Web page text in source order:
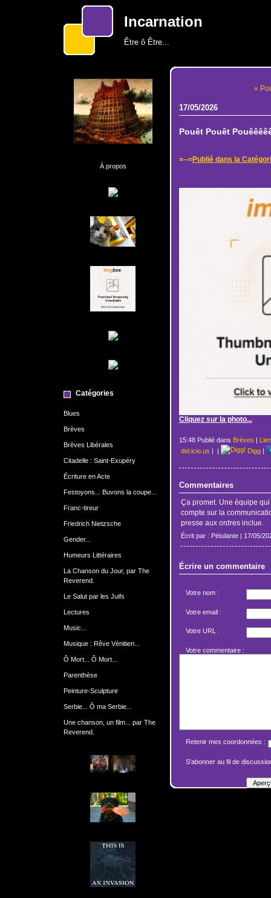
Incarnation
Être ô Être...
À propos
Catégories
Blues
Brèves
Brèves Libérales
Citadelle : Saint-Exupéry
Écriture en Acte
Festoyons... Buvons la coupe...
Franc-tireur
Friedrich Nietzsche
Gender...
Humeurs Littéraires
La Chanson du Jour, par The
Reverend.
Le Salut par les Juifs
Lectures
Music...
Musique : Rêve Vénitien...
Ô Mort... Ô Mort...
Parenthèse
Peinture-Sculpture
Serbie... Ô ma Serbie...
Une chanson, un film... par The
Reverend.
«
17/05/2026
Pouêt Pouêt
=--=Publié dans la
Cliquez sur la photo...
15:48 Publié dans Brèves |
del.icio.us | | Digg|
Commentaires
Ça promet. Une équipe
compte sur la
presse aux ordres inclue.
Écrit par : Pétulante | 17/05/
Écrire un commentaire
Votre nom :
Votre email :
Votre URL :
Votre commentaire :
Retenir mes coordonnées :
S'abonner au fil de